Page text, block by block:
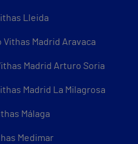
Lleida
Madrid Aravaca
Madrid Arturo Soria
Madrid La Milagrosa
Málaga
Medimar